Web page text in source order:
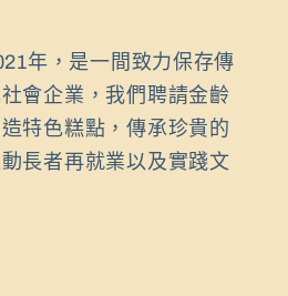
年，是一間致力保存傳
會企業，我們聘請金齡
特色糕點，傳承珍貴的
長者再就業以及實踐文